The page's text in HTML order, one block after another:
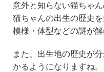
意外と知らない猫ちゃん
猫ちゃんの出生の歴史
模様・体型などの謎が解
また、出生地の歴史が
かるようになりますね。